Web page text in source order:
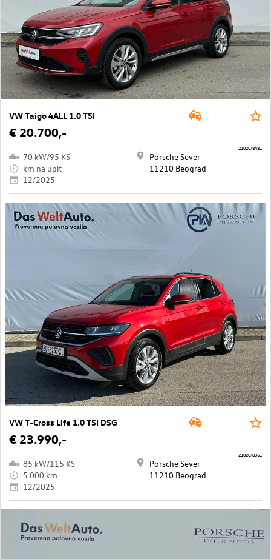
VW Taigo 4ALL 1.0 TSI
€ 20.700,-
70 kW/95 KS
km na upit
12/2025
Porsche Sever
11210 Beograd
21020/8481
VW T-Cross Life 1.0 TSI DSG
€ 23.990,-
85 kW/115 KS
5.000 km
12/2025
Porsche Sever
11210 Beograd
21020/8361